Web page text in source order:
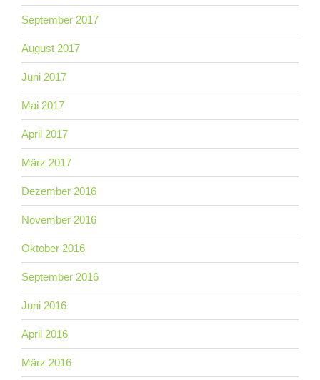
September 2017
August 2017
Juni 2017
Mai 2017
April 2017
März 2017
Dezember 2016
November 2016
Oktober 2016
September 2016
Juni 2016
April 2016
März 2016